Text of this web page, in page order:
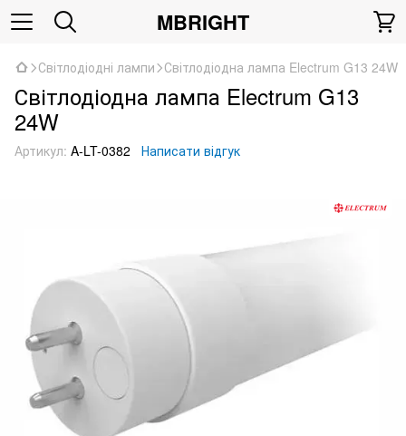
MBRIGHT
Світлодіодні лампи Світлодіодна лампа Electrum G13 24W
Світлодіодна лампа Electrum G13
24W
Артикул: A-LT-0382 Написати відгук